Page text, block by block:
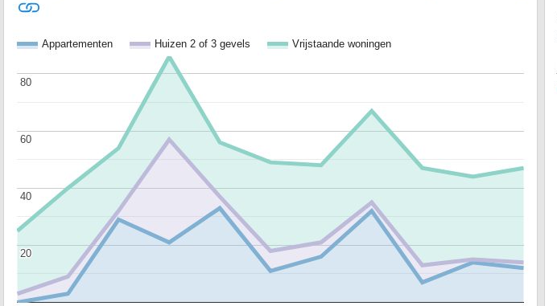
Appartementen Huizen 2 of 3 gevels Vrijstaande woningen
20
20
40
40
60
60
80
80